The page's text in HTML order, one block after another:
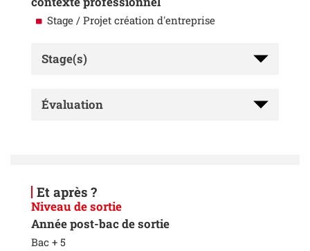
Stage / Projet création d'entreprise
Stage(s)
Évaluation
Et après ?
Niveau de sortie
Année post-bac de sortie
Bac + 5